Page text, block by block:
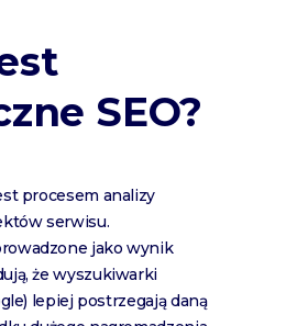
SEO?
procesem analizy
serwisu.
jako wynik
że wyszukiwarki
lepiej postrzegają daną